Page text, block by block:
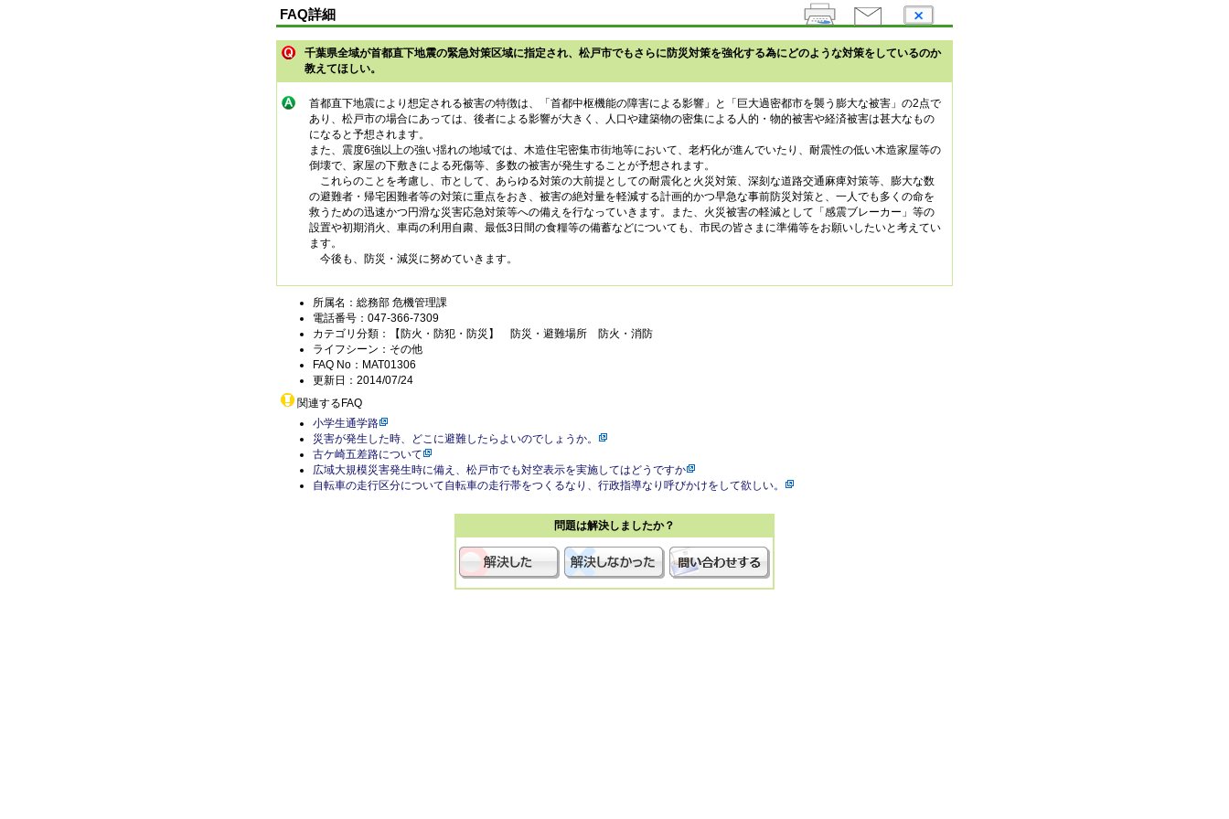
FAQ詳細
千葉県全域が首都直下地震の緊急対策区域に指定され、松戸市でもさらに防災対策を強化する為にどのような対策をしているのか
教えてほしい。
首都直下地震により想定される被害の特徴は、「首都中枢機能の障害による影響」と「巨大過密都市を襲う膨大な被害」の2点で
あり、松戸市の場合にあっては、後者による影響が大きく、人口や建築物の密集による人的・物的被害や経済被害は甚大なもの
になると予想されます。
また、震度6強以上の強い揺れの地域では、木造住宅密集市街地等において、老朽化が進んでいたり、耐震性の低い木造家屋等の
倒壊で、家屋の下敷きによる死傷等、多数の被害が発生することが予想されます。
これらのことを考慮し、市として、あらゆる対策の大前提としての耐震化と火災対策、深刻な道路交通麻痺対策等、膨大な数
の避難者・帰宅困難者等の対策に重点をおき、被害の絶対量を軽減する計画的かつ早急な事前防災対策と、一人でも多くの命を
救うための迅速かつ円滑な災害応急対策等への備えを行なっていきます。また、火災被害の軽減として「感震ブレーカー」等の
設置や初期消火、車両の利用自粛、最低3日間の食糧等の備蓄などについても、市民の皆さまに準備等をお願いしたいと考えてい
ます。
今後も、防災・減災に努めていきます。
所属名：総務部 危機管理課
電話番号：047-366-7309
カテゴリ分類：【防火・防犯・防災】 防災・避難場所 防火・消防
ライフシーン：その他
FAQ No：MAT01306
更新日：2014/07/24
関連するFAQ
小学生通学路
災害が発生した時、どこに避難したらよいのでしょうか。
古ケ崎五差路について
広域大規模災害発生時に備え、松戸市でも対空表示を実施してはどうですか
自転車の走行区分について自転車の走行帯をつくるなり、行政指導なり呼びかけをして欲しい。
問題は解決しましたか？